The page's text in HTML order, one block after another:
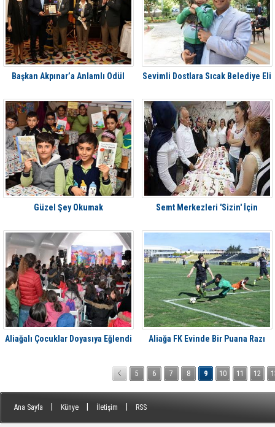
Başkan Akpınar’a Anlamlı Ödül Sevimli Dostlara Sıcak Belediye Eli
Güzel Şey Okumak Semt Merkezleri 'Sizin' İçin
Aliağalı Çocuklar Doyasıya Eğlendi Aliağa FK Evinde Bir Puana Razı
5 6 7 8 9 10 11 12
Ana Sayfa Künye İletişim RSS